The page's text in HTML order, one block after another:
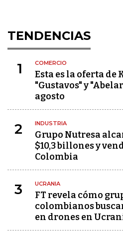
TENDENCIAS
1 COMERCIO
Esta es la oferta de
"Gustavos" y
agosto
2 INDUSTRIA
Grupo Nutresa
$10,3 billones y
Colombia
3 UCRANIA
FT revela cómo
colombianos
en drones en